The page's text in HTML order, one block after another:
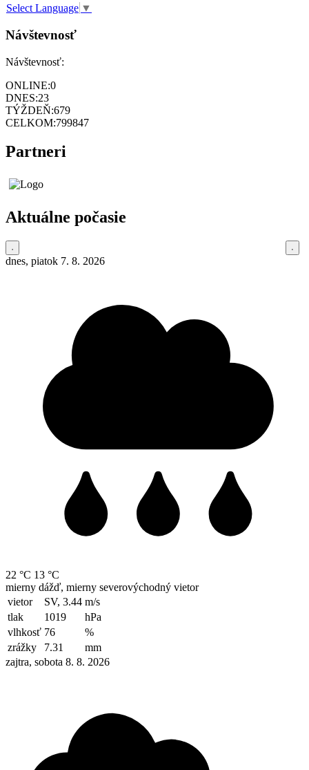
Select Language ▼
Návštevnosť
Návštevnosť:
ONLINE:0
DNES:23
TÝŽDEŇ:679
CELKOM:799847
Partneri
Aktuálne počasie
dnes, piatok 7. 8. 2026
22 °C 13 °C
mierny dážď, mierny severovýchodný vietor
vietor
SV, 3.44 m/s
tlak
1019
hPa
vlhkosť 76
%
zrážky
7.31
mm
zajtra, sobota 8. 8. 2026